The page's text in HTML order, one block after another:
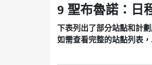
9 聖布魯諾：日
下表列出了部分站點和計劃
如需查看完整的站點列表